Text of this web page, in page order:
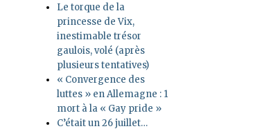
Le torque de la
princesse de Vix,
inestimable trésor
gaulois, volé (après
plusieurs tentatives)
« Convergence des
luttes » en Allemagne : 1
mort à la « Gay pride »
C’était un 26 juillet…